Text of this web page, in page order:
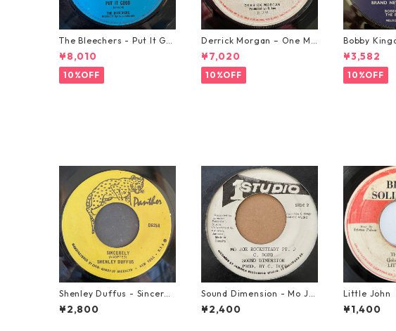
The Bleechers - Put It Go
od 【7-21637】
¥8,010
10%OFF
Derrick Morgan – One Mo
rning In May【7-21653】
¥7,020
10%OFF
Bobby
ew
9】
¥3,582
10%OFF
Shenley Duffus - Sincerel
y【7-22021】
¥2,800
Sound Dimension - Mo Jo
e Rock Steady【7-21087】
¥2,400
Little John
ン） - That
5】
¥1,400